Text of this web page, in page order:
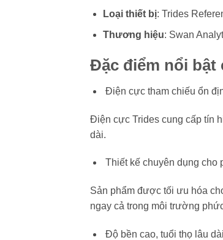
Loại thiết bị: Trides
Thương hiệu: Swan
Đặc điểm nổi bật
Điện cực tham chiếu ổn
Điện cực Trides cung cấp tín
dài.
Thiết kế chuyên dụng cho
Sản phẩm được tối ưu hóa
ngay cả trong môi trường
Độ bền cao, tuổi thọ lâu dài